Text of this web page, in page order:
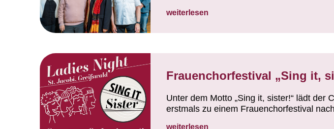
weiterlesen
Frauenchorfestival „Sing it,
Unter dem Motto „Sing it, sister!“ lädt der
erstmals zu einem Frauenchorfestival
weiterlesen